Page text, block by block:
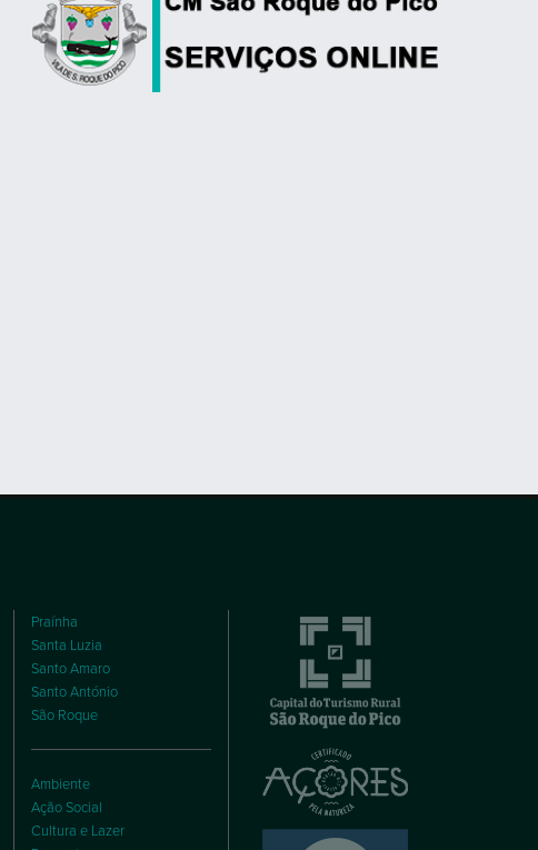
Praínha
Santa Luzia
Santo Amaro
Santo António
São Roque
Ambiente
Ação Social
Cultura e Lazer